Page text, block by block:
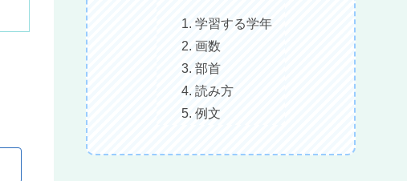
学習する学年
画数
部首
読み方
例文